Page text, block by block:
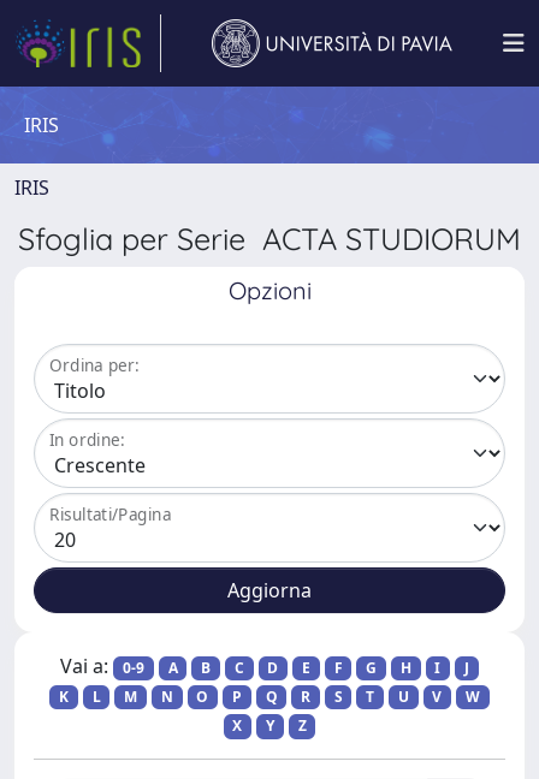
IRIS
IRIS
Sfoglia per Serie ACTA STUDIORUM
Opzioni
Ordina per:
In ordine:
Risultati/Pagina
Vai a: 0-9 A B C D E F G H I
J
K
L M N O P Q R S T U V
W
X
Y Z